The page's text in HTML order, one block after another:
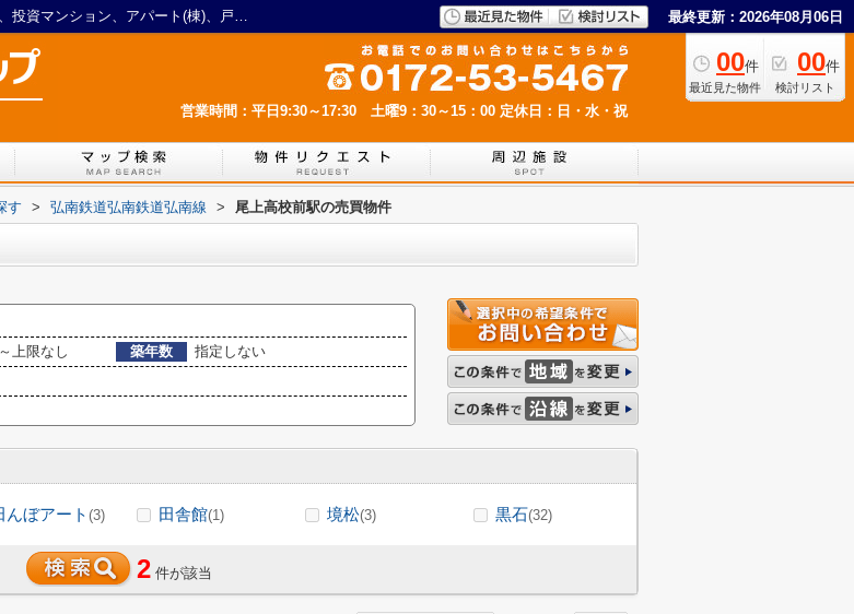
尾上高校前駅の戸建、土地、店舗、事務所、住宅以外建物全部、投資マンション、アパート(棟)、戸建、店舗事務所、その他、土地一覧｜LIXIL不動産ショップ 猪股地所 最終更新：2026年08月06日
00件
最近見た物件
00件
検討リスト
営業時間：平日9:30～17:30 土曜9：30～15：00 定休日：日・水・祝
す > 弘南鉄道弘南鉄道弘南線 > 尾上高校前駅の売買物件
上限なし 築年数
指定しない
んぼアート(3) 田舎館(1) 境松(3) 黒石(32)
2 件が該当